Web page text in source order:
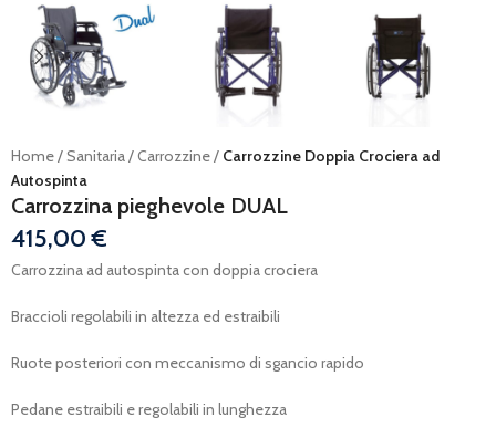
Home Sanitaria Carrozzine
Carrozzine Doppia Crociera ad
Autospinta
Carrozzina pieghevole DUAL
415,00€
Carrozzina ad autospinta con doppia crociera
Braccioli regolabili in altezza ed estraibili
Ruote posteriori con meccanismo di sgancio rapido
Pedane estraibili e regolabili in lunghezza